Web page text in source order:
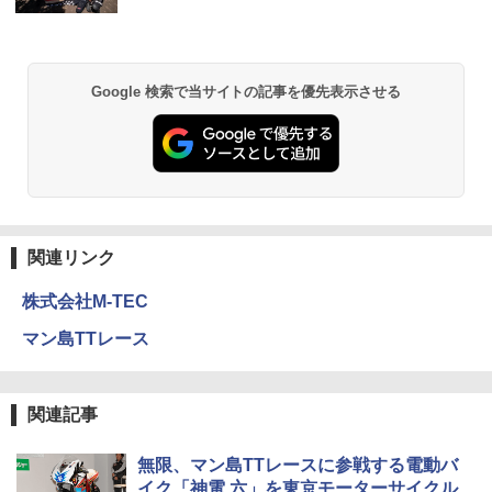
Google 検索で当サイトの記事を優先表示させる
関連リンク
株式会社M-TEC
マン島TTレース
関連記事
無限、マン島TTレースに参戦する電動バ
イク「神電 六」を東京モーターサイクル